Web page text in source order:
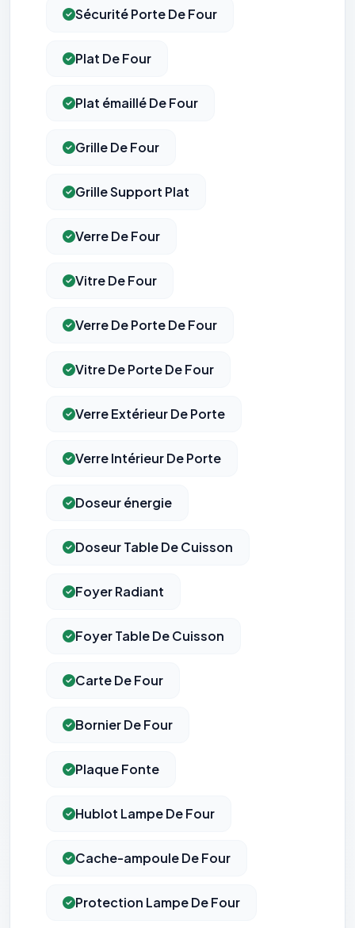
Sécurité Porte De Four
Plat De Four
Plat émaillé De Four
Grille De Four
Grille Support Plat
Verre De Four
Vitre De Four
Verre De Porte De Four
Vitre De Porte De Four
Verre Extérieur De Porte
Verre Intérieur De Porte
Doseur énergie
Doseur Table De Cuisson
Foyer Radiant
Foyer Table De Cuisson
Carte De Four
Bornier De Four
Plaque Fonte
Hublot Lampe De Four
Cache-ampoule De Four
Protection Lampe De Four
mémorisation de vos choix de consentement. Ils ne